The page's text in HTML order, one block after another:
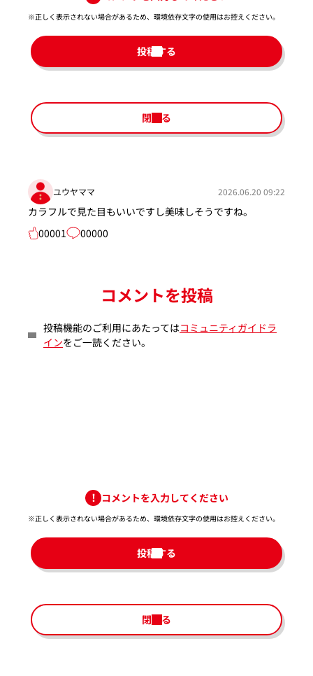
※正しく表示されない場合があるため、環境依存文字の使用はお控えください。​
投稿する
閉じる
ユウヤママ 2026.06.20 09:22
カラフルで見た目もいいですし美味しそうですね。
00001
00000
コメントを投稿
投稿機能のご利用にあたってはコミュニティガイドラ
インをご一読ください。
コメントを入力してください
※正しく表示されない場合があるため、環境依存文字の使用はお控えください。​
投稿する
閉じる